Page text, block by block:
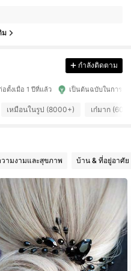
ม
กำลังติดตาม
อตั้งเมื่อ 1 ปีที่แล้ว เป็นต้นฉบับในการอ
เหมือนในรูป (8000+) เก๋มาก
วามงามและสุขภาพ บ้าน & ที่อยู่อาศัย